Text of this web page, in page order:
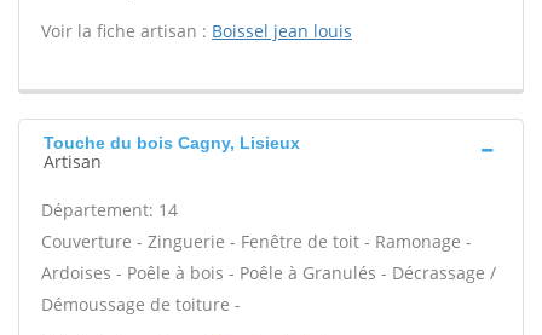
Voir la fiche artisan : Boissel jean louis
Touche du bois Cagny, Lisieux
Artisan
Département: 14
Couverture - Zinguerie - Fenêtre de toit - Ramonage -
Ardoises - Poêle à bois - Poêle à Granulés - Décrassage /
Démoussage de toiture -